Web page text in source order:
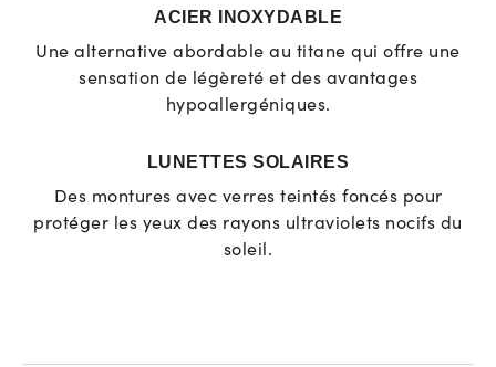
ACIER INOXYDABLE
Une alternative abordable au titane qui offre une
sensation de légèreté et des avantages
hypoallergéniques.
LUNETTES SOLAIRES
Des montures avec verres teintés foncés pour
protéger les yeux des rayons ultraviolets nocifs du
soleil.